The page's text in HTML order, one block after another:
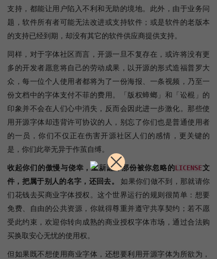
支持，都能让用户陷入不利和无助的境地。此外，由于业务问
题，软件所有者可能无法改进或支持软件；或是软件的老版本
的支持已经到期，却没有其它的软件供应商提供支持。
同样，对于字体社区而言，开源一旦不复存在，或许将没有更
多的开发者愿意将自己的劳动成果，以开源的形式造福普罗大
众，每一位个人使用者都将为了一份海报、一条视频，乃至一
份文档中的字体支付不菲的费用。「版权蟑螂」和「讼棍」的
印象并不会在人们心中消失，反而会因此进一步激化。那些使
用开源字体却违背许可协议的人，别忘了你们也是普通使用者
的一员，你们不仅正在伤害开源社区人们的感情，更关键的
是，你们此举无异于作茧自缚。
收起你们的傲慢与侥幸，重新翻开那份被你忽略的LICENSE文
件，把属于别人的名字，还回去。
如果你们做不到，那就请你
们花钱去买商业字体授权。这个世界运行的规则很简单：想要
免费、自由的公共资源，你就得尊重并遵守共享契约；若不愿
受此约束，欢迎你转向成熟的商业授权字体市场，通过合法购
买换取安心无忧的使用权。
但如果既不想使用商业字体，还想要利用开源字体为所欲为，